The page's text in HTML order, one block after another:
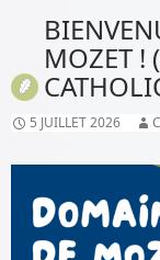
MOZET !
5 JUILLET 2026